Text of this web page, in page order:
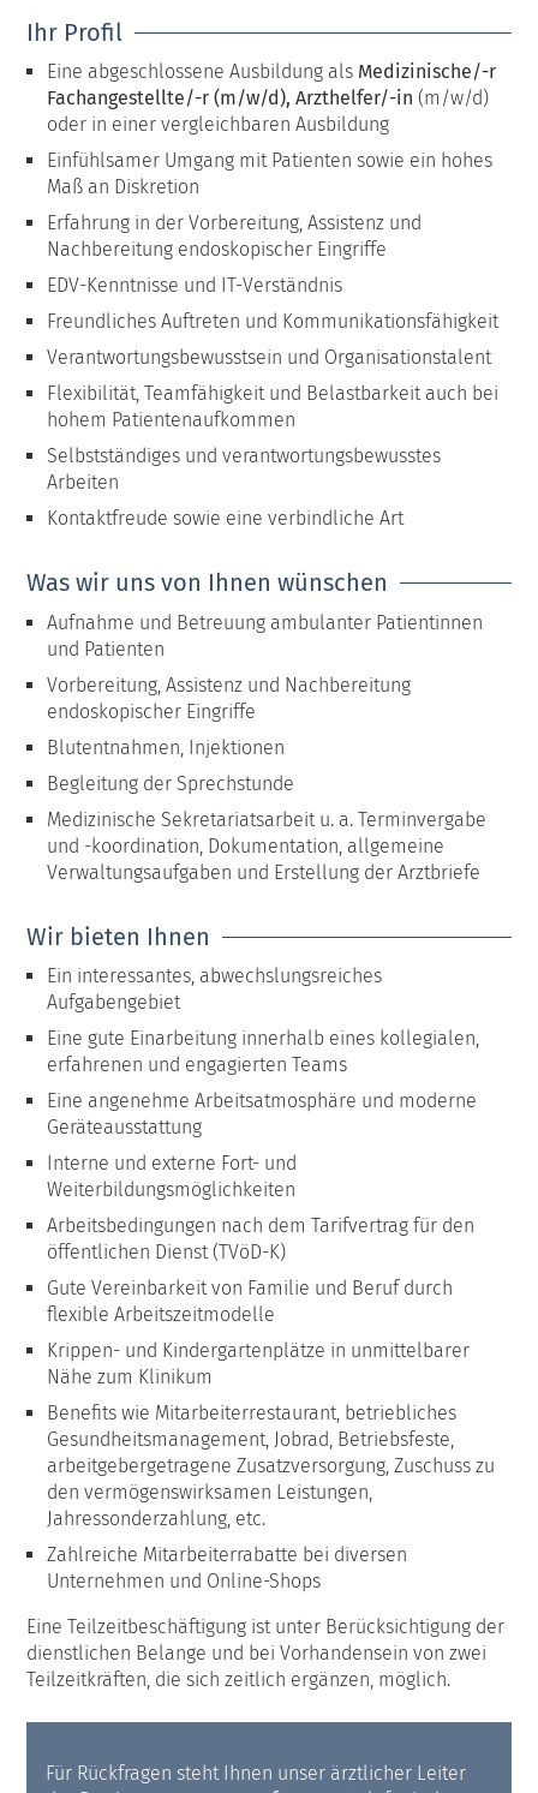
Ihr Profil
Eine abgeschlossene Ausbildung als Medizinische/-r
Fachangestellte/-r (m/w/d), Arzthelfer/-in (m/w/d)
oder in einer vergleichbaren Ausbildung
Einfühlsamer Umgang mit Patienten sowie ein hohes
Maß an Diskretion
Erfahrung in der Vorbereitung, Assistenz und
Nachbereitung endoskopischer Eingriffe
EDV-Kenntnisse und IT-Verständnis
Freundliches Auftreten und Kommunikationsfähigkeit
Verantwortungsbewusstsein und Organisationstalent
Flexibilität, Teamfähigkeit und Belastbarkeit auch bei
hohem Patientenaufkommen
Selbstständiges und verantwortungsbewusstes
Arbeiten
Kontaktfreude sowie eine verbindliche Art
Was wir uns von Ihnen wünschen
Aufnahme und Betreuung ambulanter Patientinnen
und Patienten
Vorbereitung, Assistenz und Nachbereitung
endoskopischer Eingriffe
Blutentnahmen, Injektionen
Begleitung der Sprechstunde
Medizinische Sekretariatsarbeit u. a. Terminvergabe
und -koordination, Dokumentation, allgemeine
Verwaltungsaufgaben und Erstellung der Arztbriefe
Wir bieten Ihnen
Ein interessantes, abwechslungsreiches
Aufgabengebiet
Eine gute Einarbeitung innerhalb eines kollegialen,
erfahrenen und engagierten Teams
Eine angenehme Arbeitsatmosphäre und moderne
Geräteausstattung
Interne und externe Fort- und
Weiterbildungsmöglichkeiten
Arbeitsbedingungen nach dem Tarifvertrag für den
öffentlichen Dienst (TVöD-K)
Gute Vereinbarkeit von Familie und Beruf durch
flexible Arbeitszeitmodelle
Krippen- und Kindergartenplätze in unmittelbarer
Nähe zum Klinikum
Benefits wie Mitarbeiterrestaurant, betriebliches
Gesundheitsmanagement, Jobrad, Betriebsfeste,
arbeitgebergetragene Zusatzversorgung, Zuschuss zu
den vermögenswirksamen Leistungen,
Jahressonderzahlung, etc.
Zahlreiche Mitarbeiterrabatte bei diversen
Unternehmen und Online-Shops
Eine Teilzeitbeschäftigung ist unter Berücksichtigung der
dienstlichen Belange und bei Vorhandensein von zwei
Teilzeitkräften, die sich zeitlich ergänzen, möglich.
Für Rückfragen steht Ihnen unser ärztlicher Leiter